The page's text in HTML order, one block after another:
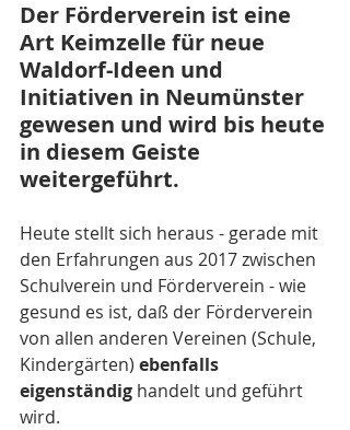
Der Förderverein ist eine
Art Keimzelle für neue
Waldorf-Ideen und
Initiativen in Neumünster
gewesen und wird bis heute
in diesem Geiste
weitergeführt.
Heute stellt sich heraus - gerade mit
den Erfahrungen aus 2017 zwischen
Schulverein und Förderverein - wie
gesund es ist, daß der Förderverein
von allen anderen Vereinen (Schule,
Kindergärten) ebenfalls
eigenständig handelt und geführt
wird.